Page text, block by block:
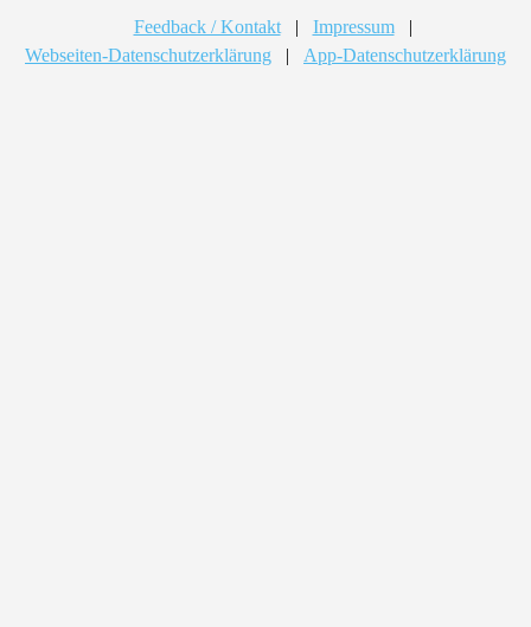
Feedback / Kontakt | Impressum
|
Webseiten-Datenschutzerklärung
| App-Datenschutzerklärung